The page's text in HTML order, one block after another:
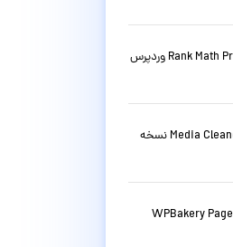
دانلود افزونه سئو حرفه ای رنک مث Rank Math Pro وردپرس
افزونه پاکسازی رسانه وردپرس Media Cleaner Pro نسخه
افزونه صفحه ساز و ویرایشگر دیداری WPBakery Page